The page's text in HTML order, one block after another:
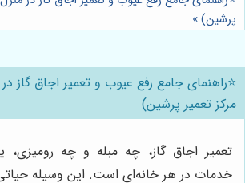
پرشین)»
⭐️راهنمای جامع رفع عیوب و تعمیر اجاق گاز
مرکز تعمیر پرشین)
تعمیر اجاق گاز، چه مبله و چه رومیزی،
خدمات در هر خانه‌ای است. این وسیله